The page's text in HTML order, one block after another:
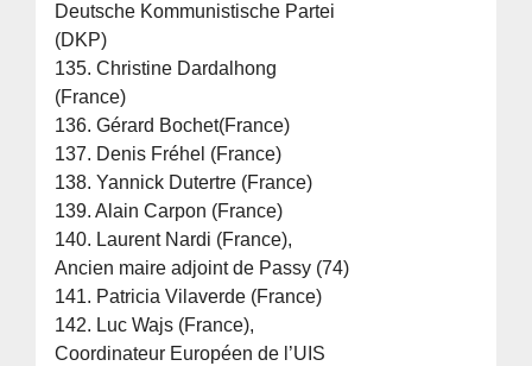
Deutsche Kommunistische Partei
(DKP)
135. Christine Dardalhong
(France)
136. Gérard Bochet(France)
137. Denis Fréhel (France)
138. Yannick Dutertre (France)
139. Alain Carpon (France)
140. Laurent Nardi (France),
Ancien maire adjoint de Passy (74)
141. Patricia Vilaverde (France)
142. Luc Wajs (France),
Coordinateur Européen de l’UIS